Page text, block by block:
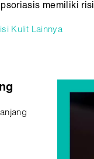
memiliki
Kulit Lainnya